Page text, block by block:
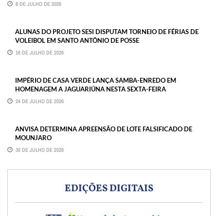
8 DE JULHO DE 2026
ALUNAS DO PROJETO SESI DISPUTAM TORNEIO DE FÉRIAS DE
VOLEIBOL EM SANTO ANTÔNIO DE POSSE
16 DE JULHO DE 2026
IMPÉRIO DE CASA VERDE LANÇA SAMBA-ENREDO EM
HOMENAGEM A JAGUARIÚNA NESTA SEXTA-FEIRA
24 DE JULHO DE 2026
ANVISA DETERMINA APREENSÃO DE LOTE FALSIFICADO DE
MOUNJARO
30 DE JULHO DE 2026
EDIÇÕES DIGITAIS